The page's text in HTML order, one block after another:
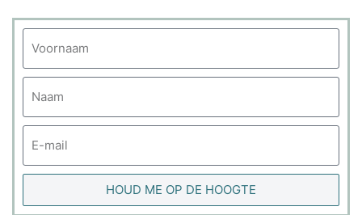
HOUD ME OP DE HOOGTE